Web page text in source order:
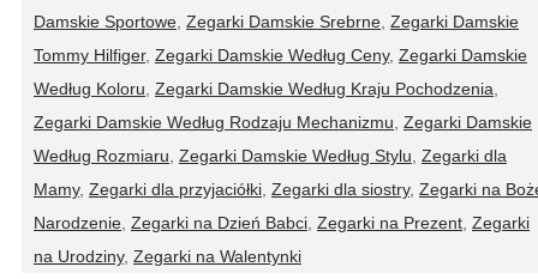
Damskie Sportowe Zegarki Damskie Srebrne Zegarki Damskie
Tommy Hilfiger, Zegarki Damskie Według Ceny, Zegarki Damskie
Według Koloru Zegarki Damskie Według Kraju Pochodzenia
Zegarki Damskie Według Rodzaju Mechanizmu Zegarki Damskie
Według Rozmiaru Zegarki Damskie Według Stylu Zegarki dla
Mamy, Zegarki dla przyjaciółki Zegarki dla siostry, Zegarki na
Narodzenie Zegarki na Dzień Babci Zegarki na Prezent Zegarki
na Urodziny, Zegarki na Walentynki